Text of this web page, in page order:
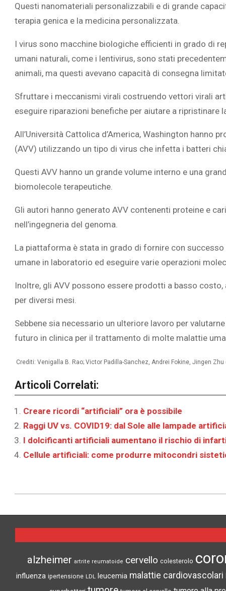
Questi nanomateriali personalizzabili e di grande
terapia genica e la medicina personalizzata.
I virus sono macchine biologiche efficienti in grado di
umani naturali, come i lentivirus, sono stati
animali, ma questi avevano capacità di consegna
Sfruttare i meccanismi virali costruendo vettori virali
eseguire riparazioni benefiche per aiutare a ripristinare
All’Università Cattolica d’America, Washington hanno
(AVV) utilizzando un tipo di virus che infetta i batteri
Questi AVV hanno un grande volume interno e una
biomolecole terapeutiche.
Gli autori hanno generato AVV contenenti proteine e
nell’ingegneria del genoma.
La piattaforma è stata in grado di fornire con successo
umane in laboratorio ed eseguire varie operazioni
Inoltre, gli AVV possono essere prodotti a basso
per diversi mesi.
Sebbene sia necessario un ulteriore lavoro per
futuro in clinica per il trattamento di molte malattie
Crediti: Venigalla B. Rao; Victor Padilla-Sanchez, Andrei Fokine, Jingen Zhu
Articoli Correlati:
Creare ricordi “artificiali” ora è possibile
Raggi UV vs. COVID19: dal Sole alle lampade
I dolcificanti artificiali aumentano il rischio di
Cellule artificiali: come produrre mitocondri
alzheimer artrite reumatoide cervello colesterolo
influenza ipertensione LDL leucemia malattie cardiovascolari